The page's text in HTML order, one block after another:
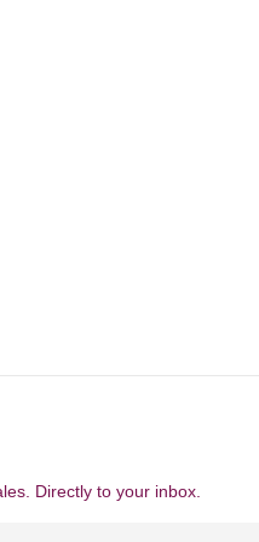
Directly to your inbox.